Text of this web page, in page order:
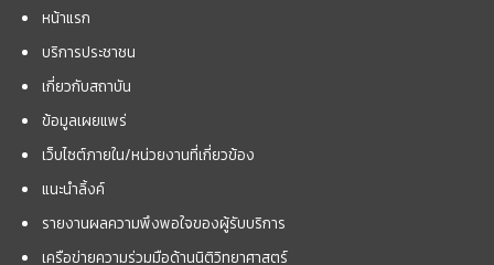
หน้าแรก
บริการประชาชน
เกี่ยวกับสถาบัน
ข้อมูลเผยแพร่
เว็บไซต์ภายใน/หน่วยงานที่เกี่ยวข้อง
แนะนำลิ้งค์
รายงานผลความพึงพอใจของผู้รับบริการ
เครือข่ายความร่วมมือด้านนิติวิทยาศาสตร์